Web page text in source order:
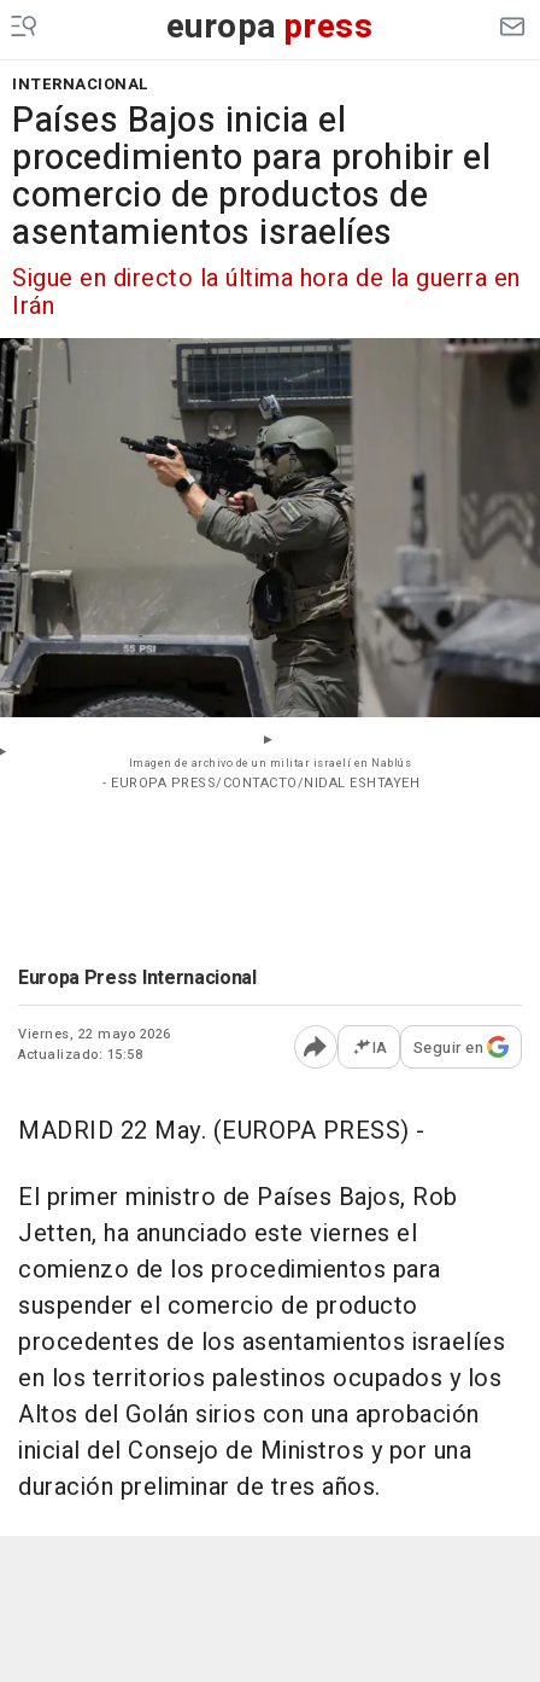
europa press
INTERNACIONAL
Países Bajos inicia el
procedimiento para prohibir el
comercio de productos de
asentamientos israelíes
Sigue en directo la última hora de la guerra en
Irán
Imagen de archivo de un militar israelí en Nablús
- EUROPA PRESS/CONTACTO/NIDAL ESHTAYEH
Europa Press Internacional
Viernes, 22 mayo 2026
Actualizado: 15:58
Abrir opciones para
IA Seguir en
MADRID 22 May. (EUROPA PRESS) -
El primer ministro de Países Bajos, Rob
Jetten, ha anunciado este viernes el
comienzo de los procedimientos para
suspender el comercio de producto
procedentes de los asentamientos israelíes
en los territorios palestinos ocupados y los
Altos del Golán sirios con una aprobación
inicial del Consejo de Ministros y por una
duración preliminar de tres años.